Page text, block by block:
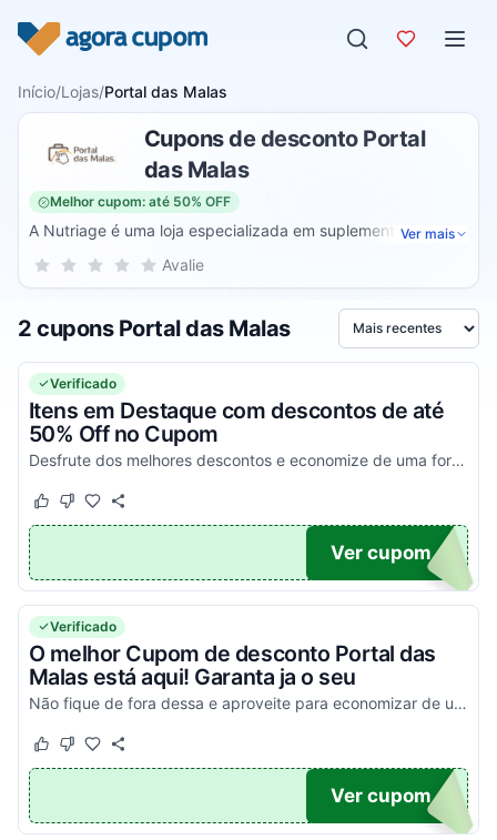
Início/Lojas/Portal das Malas
Cupons de desconto Portal
das Malas
Melhor cupom: até 50% OFF
A Nutriage é uma loja especializada em suplementos e
produtos de nutrição avançada, focada em promover saúde
naturais de alta qualidade, voltados para fortalecer o
sistema imunológico, melhorar a performance física e
atender às necessidades diárias de nutrição.
Ver mais
Sua nota para Portal das Malas, de 1 a 5 estrelas
5 estrelas
4 estrelas
3 estrelas
2 estrelas
1 estrela Avalie
2 cupons Portal das Malas Ordenar por
Verificado
Itens em Destaque com descontos de até
50% Off no Cupom
Desfrute dos melhores descontos e economize de uma forma simples!
Este cupom funcionou
Este cupom não funcionou
TICO
Ver cupom
Verificado
O melhor Cupom de desconto Portal das
Malas está aqui! Garanta ja o seu
Não fique de fora dessa e aproveite para economizar de uma forma simples!
Este cupom funcionou
Este cupom não funcionou
TICO
Ver cupom